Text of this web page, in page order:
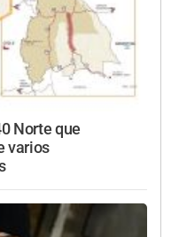
Norte que
varios